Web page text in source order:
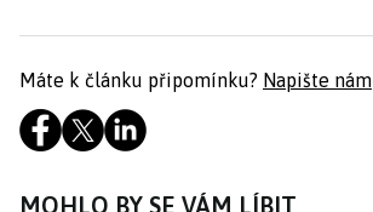
Máte k článku připomínku? Napište nám
MOHLO BY SE VÁM LÍBIT